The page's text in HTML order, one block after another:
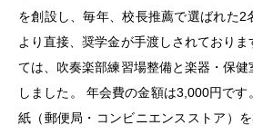
を創設し、毎年、校長推薦で選ばれた2
より直接、奨学金が手渡しされており
ては、吹奏楽部練習場整備と楽器・保
しました。 年会費の金額は3,000円で
紙（郵便局・コンビニエンスストア）